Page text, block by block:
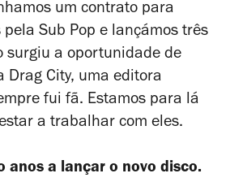
um contrato para
Sub Pop e lançámos três
surgiu a oportunidade de
Drag City, uma editora
fui fã. Estamos para lá
a trabalhar com eles.
anos a lançar o novo disco.